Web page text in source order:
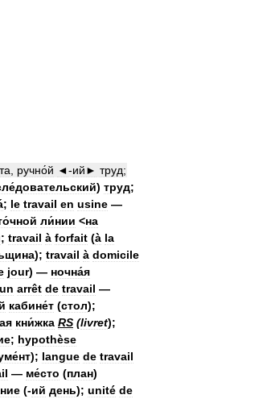
ручно́й ◄-ий► труд;
) труд;
; le travail en usine —
ли́нии <на
; travail à forfait (à la
); travail à domicile
jour) — ночна́я
un arrêt de travail —
кабине́т (стол);
кни́жка RS (livret);
; hypothèse
); langue de travail
— ме́сто (план)
(-ий день); unité de